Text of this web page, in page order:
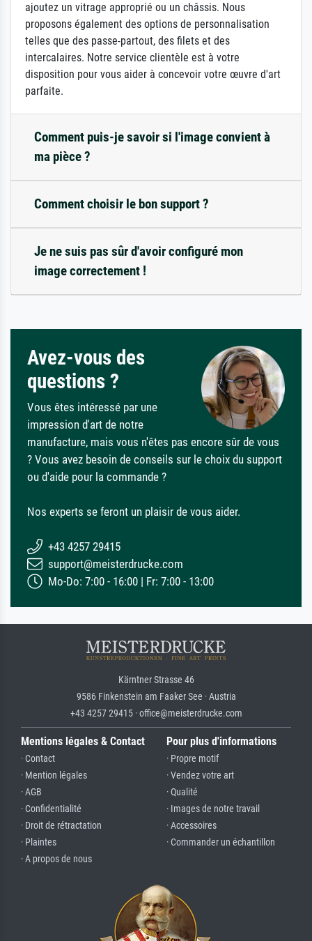
ajoutez un vitrage approprié ou un châssis. Nous
proposons également des options de personnalisation
telles que des passe-partout, des filets et des
intercalaires. Notre service clientèle est à votre
disposition pour vous aider à concevoir votre œuvre d'art
parfaite.
Comment puis-je savoir si l'image convient à
ma pièce ?
Comment choisir le bon support ?
Je ne suis pas sûr d'avoir configuré mon
image correctement !
Avez-vous des
questions ?
Vous êtes intéressé par une
impression d'art de notre
manufacture, mais vous n'êtes pas encore sûr de vous
? Vous avez besoin de conseils sur le choix du support
ou d'aide pour la commande ?
Nos experts se feront un plaisir de vous aider.
+43 4257 29415
support@meisterdrucke.com
Mo-Do: 7:00 - 16:00 | Fr: 7:00 - 13:00
Kärntner Strasse 46
9586 Finkenstein am Faaker See · Austria
+43 4257 29415 · office@meisterdrucke.com
Mentions légales & Contact
· Contact
· Mention légales
· AGB
· Confidentialité
· Droit de rétractation
· Plaintes
· A propos de nous
Pour plus d'informations
· Propre motif
· Vendez votre art
· Qualité
· Images de notre travail
· Accessoires
· Commander un échantillon